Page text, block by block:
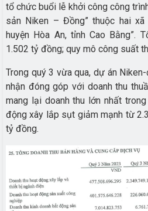
tổ chức buổi lễ khởi công công
sản Niken – Đồng” thuộc hai xã
huyện Hòa An, tỉnh Cao Bằng”.
1.502 tỷ đồng; quy mô công suất
Trong quý 3 vừa qua, dự án
nhận đóng góp với doanh thu
mang lại doanh thu lớn nhất
động xây lắp sụt giảm mạnh từ
tỷ đồng.